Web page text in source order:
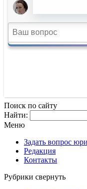
Поиск по сайту
Найти:
Меню
Задать вопрос
Редакция
Контакты
Рубрики свернуть